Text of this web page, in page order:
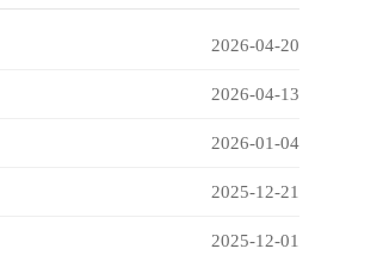
2026-04-20
2026-04-13
2026-01-04
2025-12-21
2025-12-01